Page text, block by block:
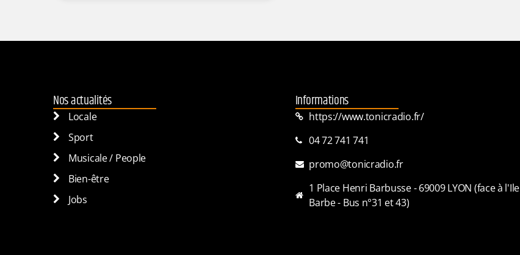
Nos actualités
Locale
Sport
Musicale / People
Bien-être
Jobs
Informations
https://www.tonicradio.fr/
04 72 741 741
promo@tonicradio.fr
1 Place Henri Barbusse - 69009 LYON (face à l'Ile
Barbe - Bus n°31 et 43)